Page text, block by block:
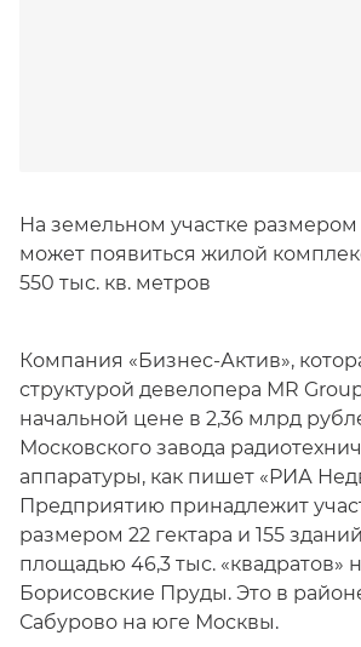
На земельном участке размером
может появиться жилой
550 тыс. кв. метров
Компания «Бизнес-Актив»,
структурой девелопера MR
начальной цене в 2,36 млрд
Московского завода
аппаратуры, как пишет «РИА
Предприятию принадлежит
размером 22 гектара и 155
площадью 46,3 тыс. «квадратов»
Борисовские Пруды. Это в
Сабурово на юге Москвы.